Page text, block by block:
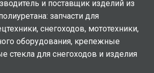
и поставщик изделий из
запчасти для
снегоходов, мототехники,
оборудования, крепежные
стекла для снегоходов и изделия